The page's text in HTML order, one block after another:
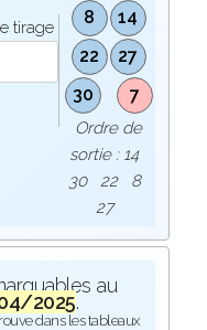
tirage 8
14
22
27
30
7
Ordre de
sortie : 14
30 22 8
27
au
2025.
dans les tableaux